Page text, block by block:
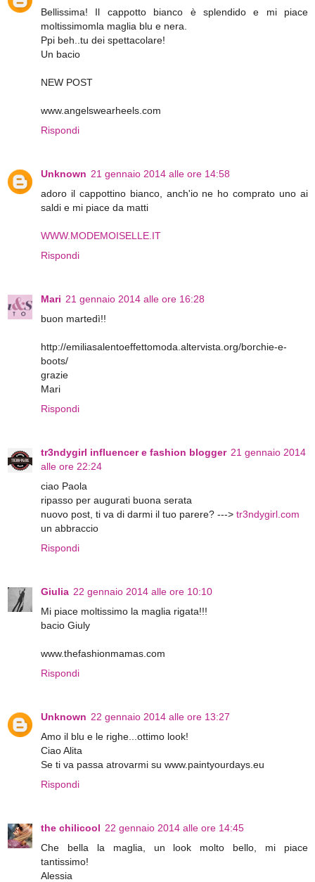
Bellissima! Il cappotto bianco è splendido e mi piace
moltissimomla maglia blu e nera.
Ppi beh..tu dei spettacolare!
Un bacio
NEW POST
www.angelswearheels.com
Rispondi
Unknown 21 gennaio 2014 alle ore 14:58
adoro il cappottino bianco, anch'io ne ho comprato uno ai
saldi e mi piace da matti
WWW.MODEMOISELLE.IT
Rispondi
Mari 21 gennaio 2014 alle ore 16:28
buon martedì!!
http://emiliasalentoeffettomoda.altervista.org/borchie-e-
boots/
grazie
Mari
Rispondi
tr3ndygirl influencer e fashion blogger 21 gennaio 2014
alle ore 22:24
ciao Paola
ripasso per augurati buona serata
nuovo post, ti va di darmi il tuo parere? ---> tr3ndygirl.com
un abbraccio
Rispondi
Giulia 22 gennaio 2014 alle ore 10:10
Mi piace moltissimo la maglia rigata!!!
bacio Giuly
www.thefashionmamas.com
Rispondi
Unknown 22 gennaio 2014 alle ore 13:27
Amo il blu e le righe...ottimo look!
Ciao Alita
Se ti va passa atrovarmi su www.paintyourdays.eu
Rispondi
the chilicool 22 gennaio 2014 alle ore 14:45
Che bella la maglia, un look molto bello, mi piace
tantissimo!
Alessia